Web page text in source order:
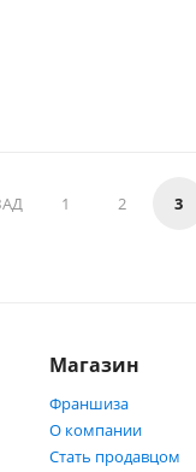
1 2 3
Магазин
Франшиза
О компании
Стать продавцом